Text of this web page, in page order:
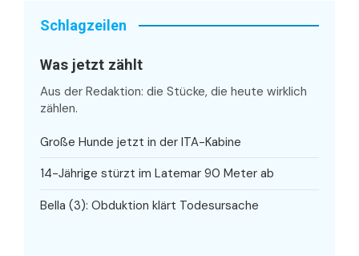
Schlagzeilen
Was jetzt zählt
Aus der Redaktion: die Stücke, die heute wirklich
zählen.
Große Hunde jetzt in der ITA-Kabine
14-Jährige stürzt im Latemar 90 Meter ab
Bella (3): Obduktion klärt Todesursache